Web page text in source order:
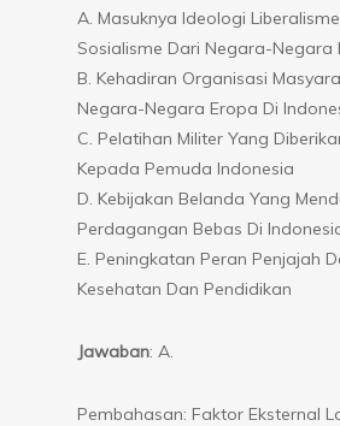
A. Masuknya Ideologi
Sosialisme Dari Negara-Negara
B. Kehadiran Organisasi
Negara-Negara Eropa Di
C. Pelatihan Militer Yang
Kepada Pemuda Indonesia
D. Kebijakan Belanda Yang
Perdagangan Bebas Di
E. Peningkatan Peran Penjajah
Kesehatan Dan Pendidikan
Jawaban: A.
Pembahasan: Faktor Eksternal